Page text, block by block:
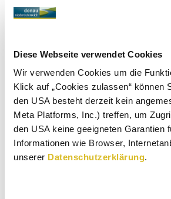
Diese Webseite verwendet Cookies
Wir verwenden Cookies um die
Klick auf „Cookies zulassen“
den USA besteht derzeit kein
Meta Platforms, Inc.) treffen, um
den USA keine geeigneten
Informationen wie Browser,
unserer Datenschutzerklärung.